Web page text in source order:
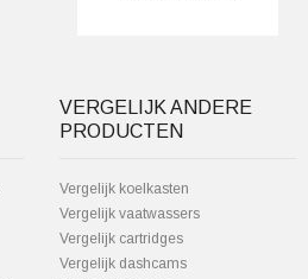
VERGELIJK ANDERE
PRODUCTEN
Vergelijk koelkasten
Vergelijk vaatwassers
Vergelijk cartridges
Vergelijk dashcams